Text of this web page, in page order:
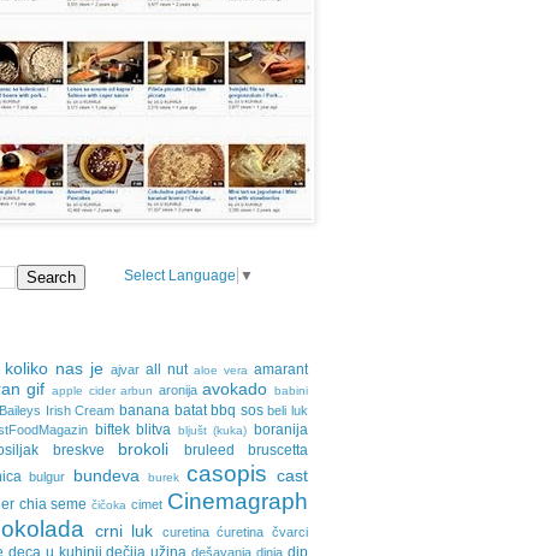
Select Language ▼
koliko nas je ajvar all nut aloe vera amarant
gif apple cider arbun aronija avokado babini
Baileys Irish Cream banana batat bbq sos beli luk
biftek blitva bljušt (kuka)
boranija
breskve brokoli bruleed
bruscetta
bulgur bundeva burek casopis cast
chia seme čičoka cimet Cinemagraph
crni luk curetina ćuretina čvarci
dešavanja dinja